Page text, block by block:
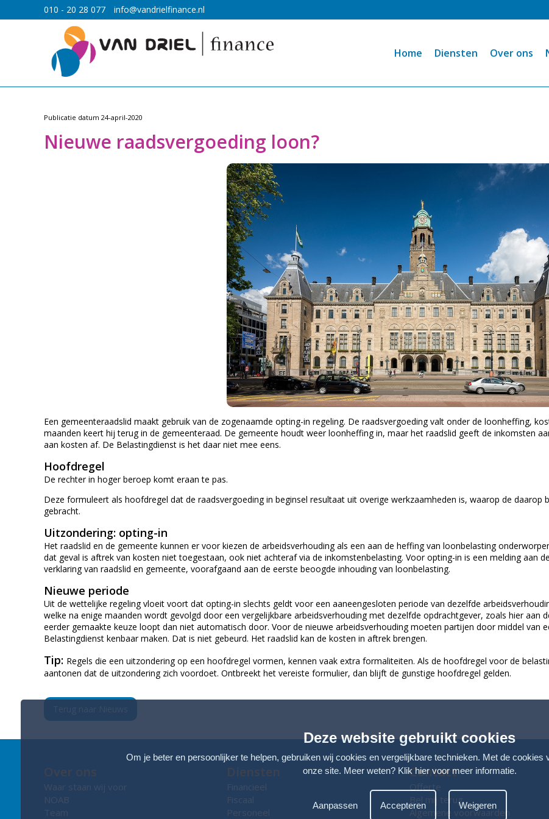
010 - 20 28 077 info@vandrielfinance.nl
Home Diensten Over ons
Publicatie datum 24-april-2020
Nieuwe raadsvergoeding loon?
Een gemeenteraadslid maakt gebruik van de zogenaamde opting-in regeling. De raadsvergoeding valt onder de loonheffing,
maanden keert hij terug in de gemeenteraad. De gemeente houdt weer loonheffing in, maar het raadslid geeft de inkomsten
aan kosten af. De Belastingdienst is het daar niet mee eens.
Hoofdregel
De rechter in hoger beroep komt eraan te pas.
Deze formuleert als hoofdregel dat de raadsvergoeding in beginsel resultaat uit overige werkzaamheden is, waarop de daarop
gebracht.
Uitzondering: opting-in
Het raadslid en de gemeente kunnen er voor kiezen de arbeidsverhouding als een aan de heffing van loonbelasting
dat geval is aftrek van kosten niet toegestaan, ook niet achteraf via de inkomstenbelasting. Voor opting-in is een melding aan
verklaring van raadslid en gemeente, voorafgaand aan de eerste beoogde inhouding van loonbelasting.
Nieuwe periode
Uit de wettelijke regeling vloeit voort dat opting-in slechts geldt voor een aaneengesloten periode van dezelfde
welke na enige maanden wordt gevolgd door een vergelijkbare arbeidsverhouding met dezelfde opdrachtgever, zoals hier aan
eerder gemaakte keuze loopt dan niet automatisch door. Voor de nieuwe arbeidsverhouding moeten partijen door middel van
Belastingdienst kenbaar maken. Dat is niet gebeurd. Het raadslid kan de kosten in aftrek brengen.
Tip: Regels die een uitzondering op een hoofdregel vormen, kennen vaak extra formaliteiten. Als de hoofdregel voor de
aantonen dat de uitzondering zich voordoet. Ontbreekt het vereiste formulier, dan blijft de gunstige hoofdregel gelden.
Terug naar Nieuws
Over ons
Waar staan wij voor
NOAB
Team
Diensten
Financieel
Fiscaal
Personeel
Contact
Offerte
Bel mij terug
Algemene voorwaarden
Deze website gebruikt cookies
Om je beter en persoonlijker te helpen, gebruiken wij cookies en vergelijkbare technieken. Met de cookies
onze site. Meer weten? Klik hier voor meer informatie.
Aanpassen Accepteren Weigeren